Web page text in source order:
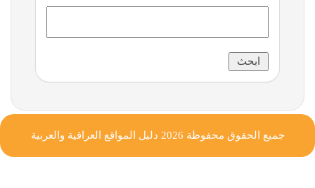
جميع الحقوق محفوظة 2026 دليل المواقع العراقية والعربية